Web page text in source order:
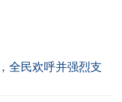
全民欢呼并强烈支